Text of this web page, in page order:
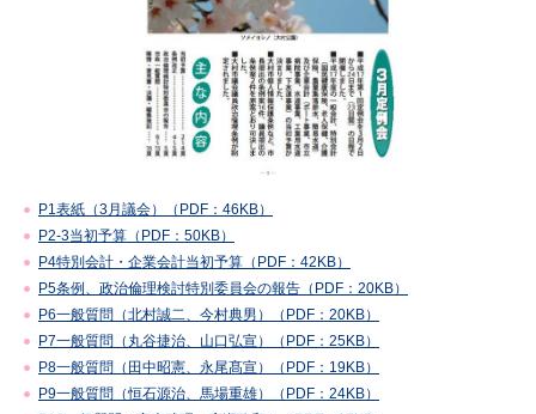
P1表紙（3月議会）（PDF：46KB）
P2-3当初予算（PDF：50KB）
P4特別会計・企業会計当初予算（PDF：42KB）
P5条例、政治倫理検討特別委員会の報告（PDF：20KB）
P6一般質問（北村誠二、今村典男）（PDF：20KB）
P7一般質問（丸谷捷治、山口弘宣）（PDF：25KB）
P8一般質問（田中昭憲、永尾髙宣）（PDF：19KB）
P9一般質問（恒石源治、馬場重雄）（PDF：24KB）